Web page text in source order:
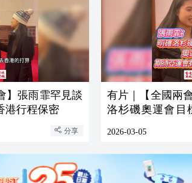
】張雨霏罕見談
港行程保密
分享
有片｜【全國兩
洛杉磯奧運會目
2026-03-05